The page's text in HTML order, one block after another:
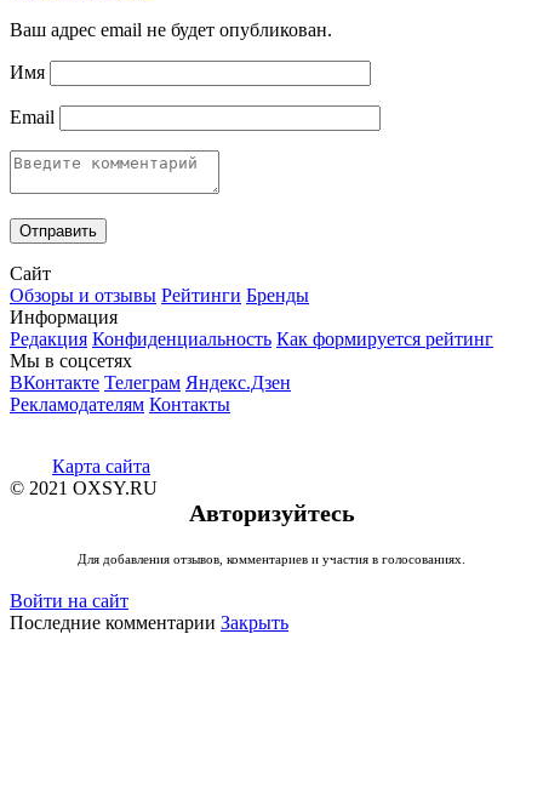
Ваш адрес email не будет опубликован.
Имя
Email
Сайт
Обзоры и отзывы Рейтинги Бренды
Информация
Редакция Конфиденциальность Как формируется рейтинг
Мы в соцсетях
ВКонтакте Телеграм Яндекс.Дзен
Рекламодателям Контакты
Карта сайта
© 2021 OXSY.RU
Авторизуйтесь
Для добавления отзывов, комментариев и участия в голосованиях.
Войти на сайт
Последние комментарии Закрыть